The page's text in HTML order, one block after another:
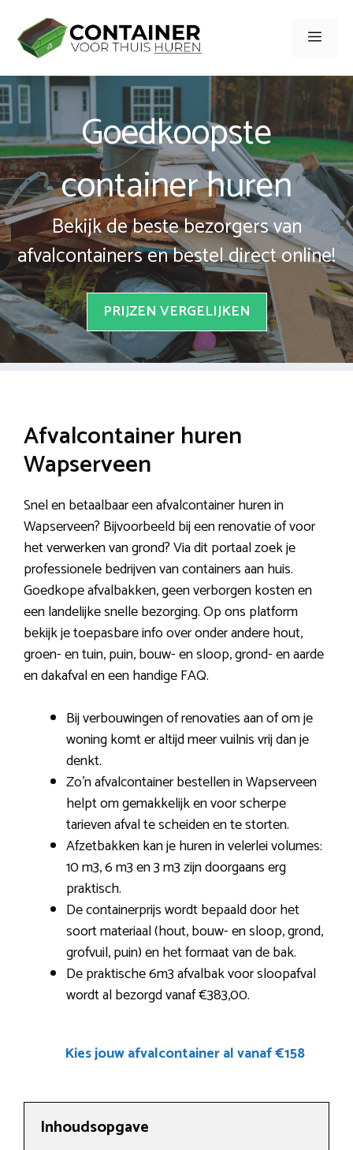
naar
inhoud
Menu
Goedkoopste
container huren
Bekijk de beste bezorgers van
afvalcontainers en bestel direct online!
PRIJZEN VERGELIJKEN
Afvalcontainer huren
Wapserveen
Snel en betaalbaar een afvalcontainer huren in
Wapserveen? Bijvoorbeeld bij een renovatie of voor
het verwerken van grond? Via dit portaal zoek je
professionele bedrijven van containers aan huis.
Goedkope afvalbakken, geen verborgen kosten en
een landelijke snelle bezorging. Op ons platform
bekijk je toepasbare info over onder andere hout,
groen- en tuin, puin, bouw- en sloop, grond- en aarde
en dakafval en een handige FAQ.
Bij verbouwingen of renovaties aan of om je
woning komt er altijd meer vuilnis vrij dan je
denkt.
Zo’n afvalcontainer bestellen in Wapserveen
helpt om gemakkelijk en voor scherpe
tarieven afval te scheiden en te storten.
Afzetbakken kan je huren in velerlei volumes:
10 m3, 6 m3 en 3 m3 zijn doorgaans erg
praktisch.
De containerprijs wordt bepaald door het
soort materiaal (hout, bouw- en sloop, grond,
grofvuil, puin) en het formaat van de bak.
De praktische 6m3 afvalbak voor sloopafval
wordt al bezorgd vanaf €383,00.
Kies jouw afvalcontainer al vanaf €158
Inhoudsopgave